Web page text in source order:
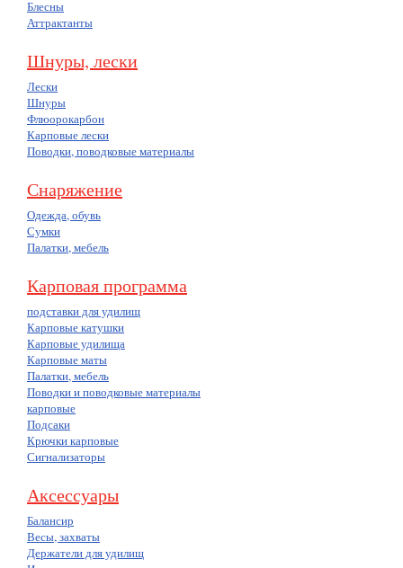
Блесны
Аттрактанты
Шнуры, лески
Лески
Шнуры
Флюорокарбон
Карповые лески
Поводки, поводковые материалы
Снаряжение
Одежда, обувь
Сумки
Палатки, мебель
Карповая программа
подставки для удилищ
Карповые катушки
Карповые удилища
Карповые маты
Палатки, мебель
Поводки и поводковые материалы
карповые
Подсаки
Крючки карповые
Сигнализаторы
Аксессуары
Балансир
Весы, захваты
Держатели для удилищ